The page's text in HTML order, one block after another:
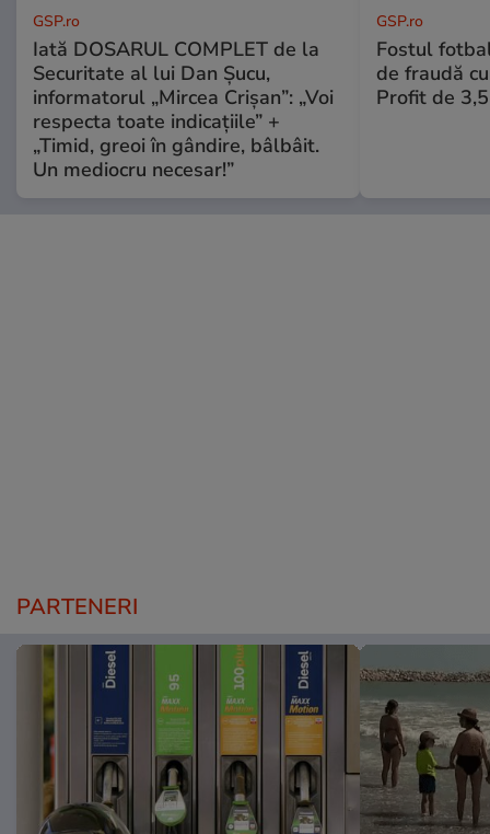
GSP.ro
Iată DOSARUL COMPLET de la
Securitate al lui Dan Șucu,
informatorul „Mircea Crișan”: „Voi
respecta toate indicațiile” +
„Timid, greoi în gândire, bâlbâit.
Un mediocru necesar!”
GSP.ro
Fostul
de fraudă
Profit de
PARTENERI